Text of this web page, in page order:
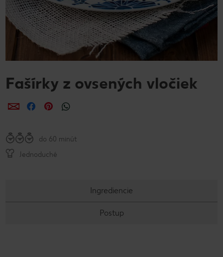
Fašírky z ovsených vločiek
ZdieľaťZdieľaťZdieľať
do 60 minút
Jednoduché
Ingrediencie
Postup